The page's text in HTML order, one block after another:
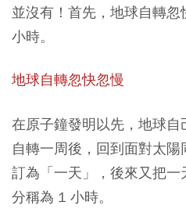
並沒有！ 首先，地球自轉
小時。
地球自轉忽快忽慢
在原子鐘發明以先，地球
自轉一周後，回到面對太陽
訂為「一天」，後來又把
分稱為 1 小時。